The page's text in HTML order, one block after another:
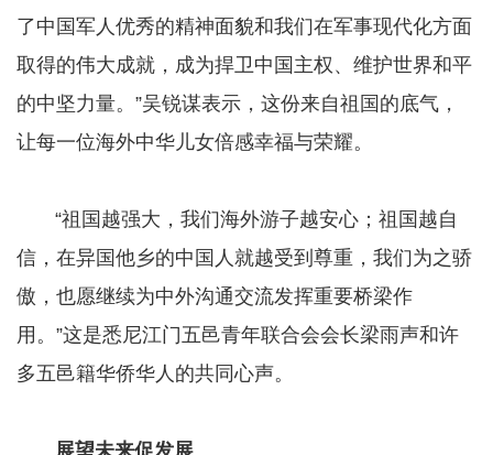
了中国军人优秀的精神面貌和我们在军事现代化方面
取得的伟大成就，成为捍卫中国主权、维护世界和平
的中坚力量。”吴锐谋表示，这份来自祖国的底气，
让每一位海外中华儿女倍感幸福与荣耀。
​​​​​​​ “祖国越强大，我们海外游子越安心；祖国越自
信，在异国他乡的中国人就越受到尊重，我们为之骄
傲，也愿继续为中外沟通交流发挥重要桥梁作
用。”这是悉尼江门五邑青年联合会会长梁雨声和许
多五邑籍华侨华人的共同心声。
展望未来促发展